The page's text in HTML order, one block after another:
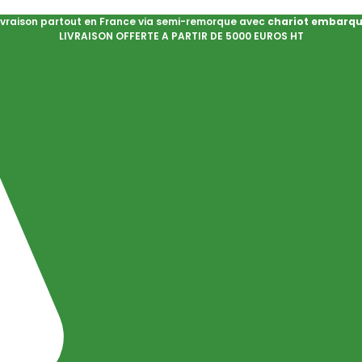
partout en France via semi-remorque avec chariot
LIVRAISON OFFERTE A PARTIR DE 5000 EUROS HT